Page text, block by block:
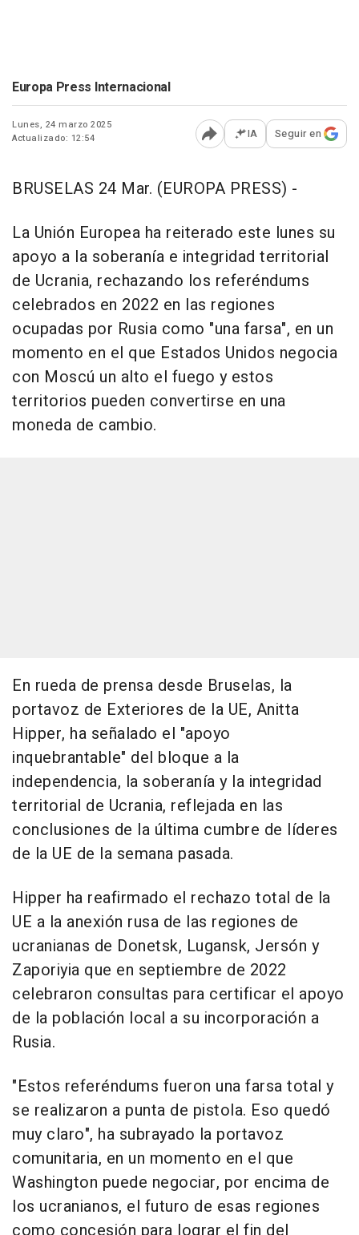
Europa Press Internacional
Lunes, 24 marzo 2025
Actualizado: 12:54
Abrir opciones para
IA Seguir en
BRUSELAS 24 Mar. (EUROPA PRESS) -
La Unión Europea ha reiterado este lunes su
apoyo a la soberanía e integridad territorial
de Ucrania, rechazando los referéndums
celebrados en 2022 en las regiones
ocupadas por Rusia como "una farsa", en un
momento en el que Estados Unidos negocia
con Moscú un alto el fuego y estos
territorios pueden convertirse en una
moneda de cambio.
En rueda de prensa desde Bruselas, la
portavoz de Exteriores de la UE, Anitta
Hipper, ha señalado el "apoyo
inquebrantable" del bloque a la
independencia, la soberanía y la integridad
territorial de Ucrania, reflejada en las
conclusiones de la última cumbre de líderes
de la UE de la semana pasada.
Hipper ha reafirmado el rechazo total de la
UE a la anexión rusa de las regiones de
ucranianas de Donetsk, Lugansk, Jersón y
Zaporiyia que en septiembre de 2022
celebraron consultas para certificar el apoyo
de la población local a su incorporación a
Rusia.
"Estos referéndums fueron una farsa total y
se realizaron a punta de pistola. Eso quedó
muy claro", ha subrayado la portavoz
comunitaria, en un momento en el que
Washington puede negociar, por encima de
los ucranianos, el futuro de esas regiones